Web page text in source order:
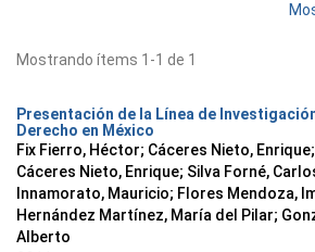
Mostrando ítems 1-1 de 1
Presentación de la Línea de
Derecho en México
Fix Fierro, Héctor; Cáceres Nieto, Enrique;
Cáceres Nieto, Enrique; Silva Forné,
Innamorato, Mauricio; Flores Mendoza,
Hernández Martínez, María del Pilar;
Alberto